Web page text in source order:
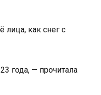
лица, как снег с
года, — прочитала